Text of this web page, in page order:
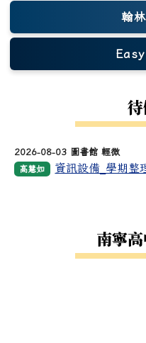
翰
2026-08-03 圖書館 輕微
高慧如 資訊設備_學期整
南寧